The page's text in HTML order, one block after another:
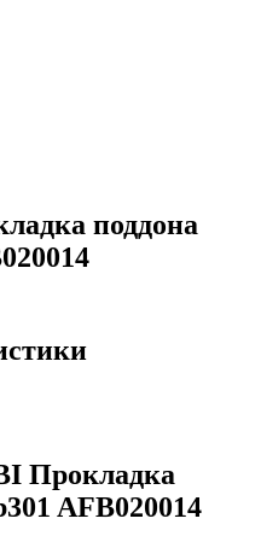
поддона
Прокладка
AFB020014